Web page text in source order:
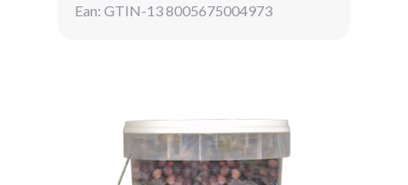
Ean: GTIN-13 8005675004973